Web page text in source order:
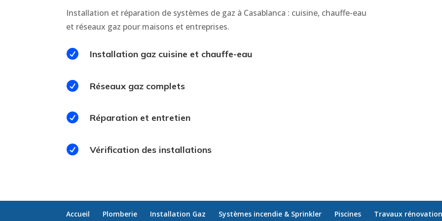
Installation et réparation de systèmes de gaz à Casablanca : cuisine, chauffe-eau
et réseaux gaz pour maisons et entreprises.
 Installation gaz cuisine et chauffe-eau
 Réseaux gaz complets
 Réparation et entretien
 Vérification des installations
Accueil Plomberie Installation Gaz Systèmes incendie & Sprinkler Piscines Travaux rénovation